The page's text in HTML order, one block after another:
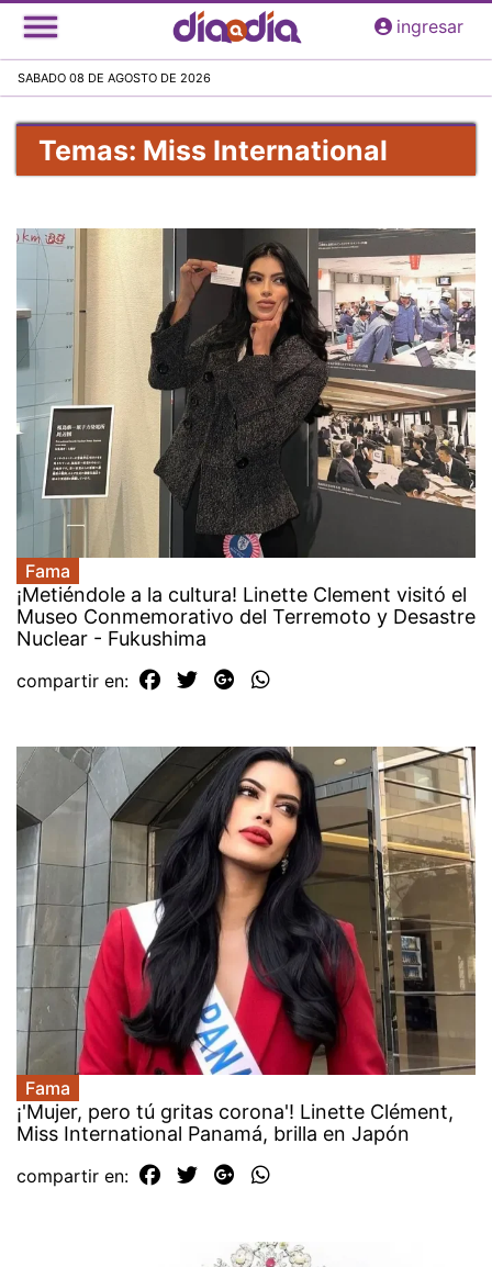
Pasar
al
principal
ingresar
SABADO 08 DE AGOSTO DE 2026
Temas: Miss International
Fama
¡Metiéndole a la cultura! Linette Clement visitó el
Museo Conmemorativo del Terremoto y Desastre
Nuclear - Fukushima
compartir en:
Fama
¡'Mujer, pero tú gritas corona'! Linette Clément,
Miss International Panamá, brilla en Japón
compartir en: